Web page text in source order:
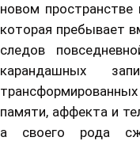
новом
которая пребывает
следов
карандашных
памяти, аффекта и
а своего рода